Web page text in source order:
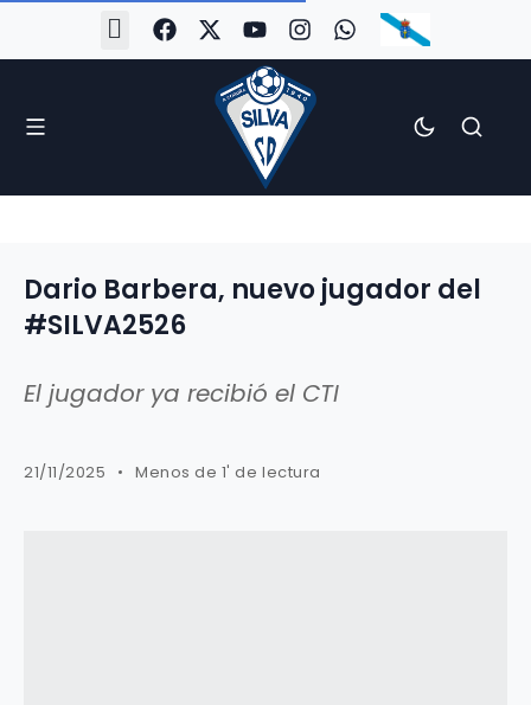
Dario Barbera, nuevo jugador del
#SILVA2526
El jugador ya recibió el CTI
21/11/2025 Menos de 1' de lectura